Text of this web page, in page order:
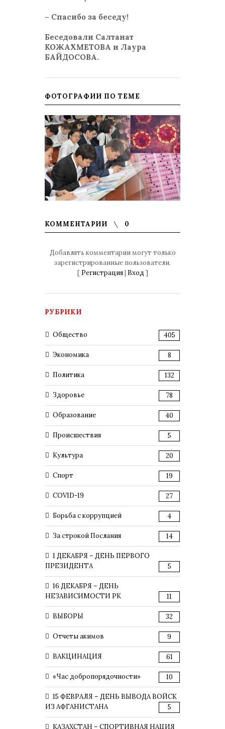
– Спасибо за беседу!
Беседовали Салтанат
КОЖАХМЕТОВА и Лаура
БАЙДОСОВА.
ФОТОГРАФИИ ПО ТЕМЕ
КОММЕНТАРИИ 0
Добавлять комментарии могут только
зарегистрированные пользователи.
[ Регистрация| Вход ]
РУБРИКИ
Общество 405
Экономика 8
Политика 132
Здоровье 78
Образование 40
Происшествия 5
Культура 20
Спорт 19
COVID-19 27
Борьба с коррупцией 4
За строкой Послания 14
1 ДЕКАБРЯ – ДЕНЬ ПЕРВОГО
ПРЕЗИДЕНТА
5
16 ДЕКАБРЯ – ДЕНЬ
НЕЗАВИСИМОСТИ РК
11
ВЫБОРЫ 32
Отчеты акимов 9
ВАКЦИНАЦИЯ 61
«Час добропорядочности» 10
15 ФЕВРАЛЯ – ДЕНЬ ВЫВОДА ВОЙСК
ИЗ АФГАНИСТАНА
5
КАЗАХСТАН – СПОРТИВНАЯ НАЦИЯ